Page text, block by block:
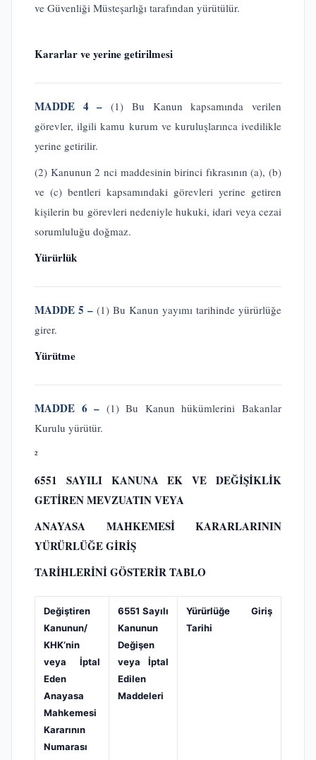
ve Güvenliği Müsteşarlığı tarafından yürütülür.
Kararlar ve yerine getirilmesi
MADDE 4 – (1) Bu Kanun kapsamında verilen
görevler, ilgili kamu kurum ve kuruluşlarınca ivedilikle
yerine getirilir.
(2) Kanunun 2 nci maddesinin birinci fıkrasının (a), (b)
ve (c) bentleri kapsamındaki görevleri yerine getiren
kişilerin bu görevleri nedeniyle hukuki, idari veya cezai
sorumluluğu doğmaz.
Yürürlük
MADDE 5 – (1) Bu Kanun yayımı tarihinde yürürlüğe
girer.
Yürütme
MADDE 6 – (1) Bu Kanun hükümlerini Bakanlar
Kurulu yürütür.
²
6551 SAYILI KANUNA EK VE DEĞİŞİKLİK
GETİREN MEVZUATIN VEYA
ANAYASA MAHKEMESİ KARARLARININ
YÜRÜRLÜĞE GİRİŞ
TARİHLERİNİ GÖSTERİR TABLO
Değiştiren
Kanunun/
KHK’nin
veya İptal
Eden
Anayasa
Mahkemesi
Kararının
Numarası
6551 Sayılı
Kanunun
Değişen
veya İptal
Edilen
Maddeleri
Yürürlüğe Giriş
Tarihi